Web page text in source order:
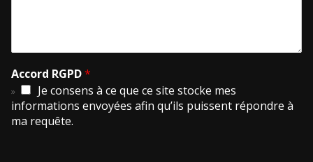
Accord RGPD*
Je consens à ce que ce site stocke mes
informations envoyées afin qu’ils puissent répondre à
ma requête.